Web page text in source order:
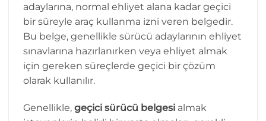
adaylarına, normal ehliyet alana kadar geçici
bir süreyle araç kullanma izni veren belgedir.
Bu belge, genellikle sürücü adaylarının ehliyet
sınavlarına hazırlanırken veya ehliyet almak
için gereken süreçlerde geçici bir çözüm
olarak kullanılır.
Genellikle, geçici sürücü belgesi almak